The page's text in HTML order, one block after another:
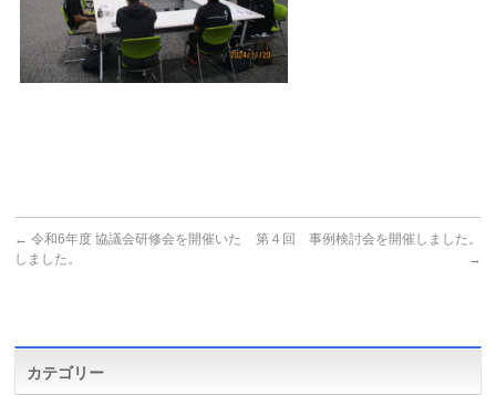
← 令和6年度 協議会研修会を開催いた
しました。
第４回 事例検討会を開催しました。
→
カテゴリー